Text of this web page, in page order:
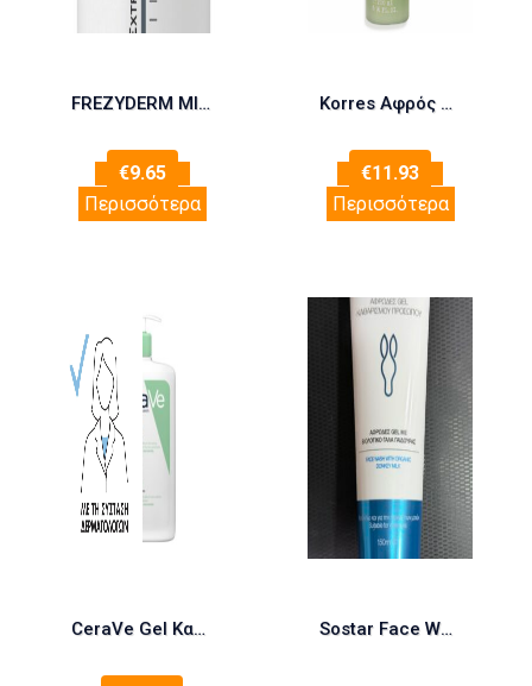
FREZYDERM MILD WASH LIQUID 200 ml
€9.65
Περισσότερα
Korres Αφρός Καθαρισμού Olympus Tea Deep Detox 200ml
€11.93
Περισσότερα
CeraVe Gel Καθαρισμού 1lt Sostar Face Wash Αφρώδες Τζελ Καθαρισμού Προσώπου με Γάλα Γαϊδούρας 150ml